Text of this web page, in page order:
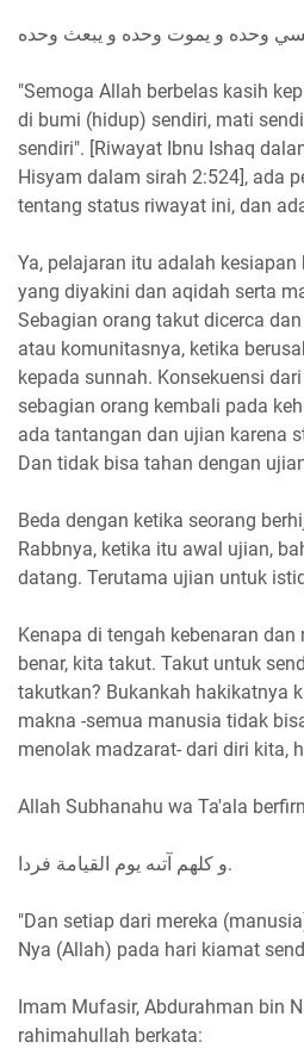
وحده و يموت وحده و يبعث وحده
"Semoga Allah berbelas kasih
di bumi (hidup) sendiri, mati
sendiri". [Riwayat Ibnu Ishaq
Hisyam dalam sirah 2:524], ada
tentang status riwayat ini, dan
Ya, pelajaran itu adalah
yang diyakini dan aqidah serta
Sebagian orang takut dicerca
atau komunitasnya, ketika
kepada sunnah. Konsekuensi
sebagian orang kembali pada
ada tantangan dan ujian karena
Dan tidak bisa tahan dengan
Beda dengan ketika seorang
Rabbnya, ketika itu awal ujian,
datang. Terutama ujian untuk
Kenapa di tengah kebenaran
benar, kita takut. Takut untuk
takutkan? Bukankah hakikatnya
makna -semua manusia tidak
menolak madzarat- dari diri kita,
Allah Subhanahu wa Ta'ala
و كلهم آتىه يوم القيامة فردا.
"Dan setiap dari mereka
Nya (Allah) pada hari kiamat
Imam Mufasir, Abdurahman bin
rahimahullah berkata: